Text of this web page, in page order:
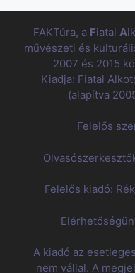
FAKTúra, a Fiatal A
művészeti és
2007 és 2015
Kiadja: Fiatal
(alapítva
Felelős
Felelős kiadó:
A kiadó az
nem vállal. A